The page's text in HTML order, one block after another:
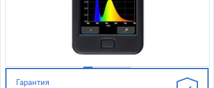
Гарантия